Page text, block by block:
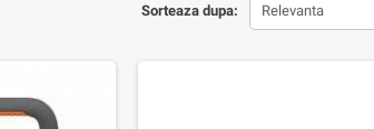
Sorteaza dupa: Relevanta